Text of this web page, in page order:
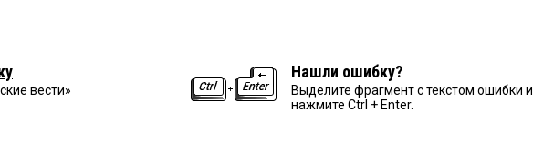
вести»
Нашли ошибку?
Выделите фрагмент с текстом ошибки и
нажмите Ctrl + Enter.